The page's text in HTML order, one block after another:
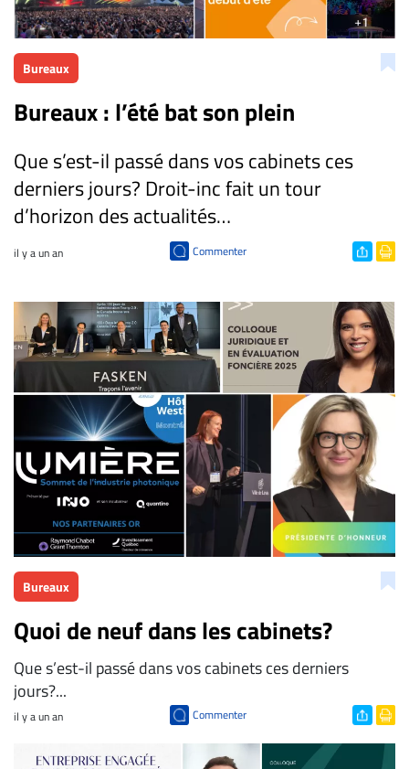
CARRIÈRE
ET
EMPLOIS
ET
JURISTES
Offres
Métiers
Scoop?
CABINETS
ET
ENTREPRISES
Espace
entreprises
Page
entreprises
Publier
un
emploi
Publicité
Solutions de
recrutements
TROUVEZ-
NOUS
Bureaux
Bureaux : l’été bat son plein
Que s’est-il passé dans vos cabinets ces
derniers jours? Droit-inc fait un tour
d’horizon des actualités…
il y a un an Commenter
Bureaux
Quoi de neuf dans les cabinets?
Que s’est-il passé dans vos cabinets ces derniers
jours?...
il y a un an Commenter